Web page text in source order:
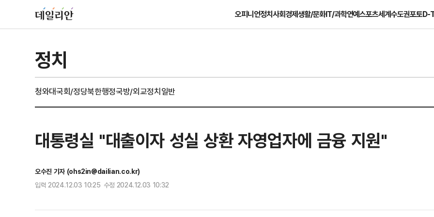
오피니언정치사회경제생활/문화IT/과학연예스포츠세계수도권포토D-
정치
청와대국회/정당북한행정국방/외교정치일반
대통령실 "대출이자 성실 상환 자영업자에 금융 지원"
오수진 기자 (ohs2in@dailian.co.kr)
입력 2024.12.03 10:25 수정 2024.12.03 10:32